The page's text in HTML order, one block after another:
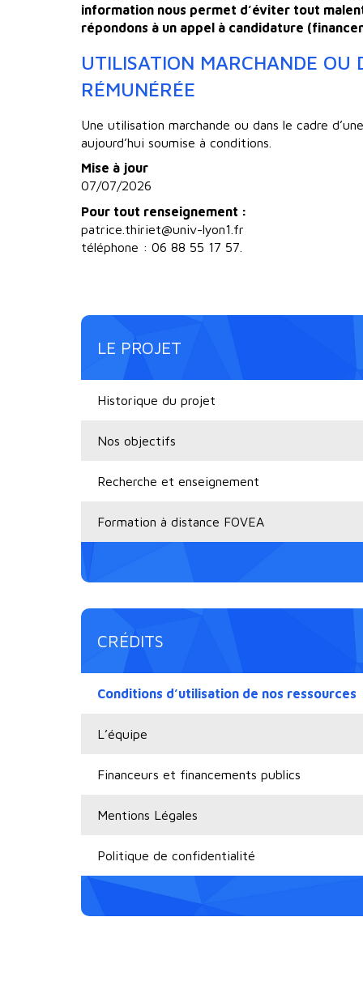
information nous permet d’éviter tout
répondons à un appel à candidature
UTILISATION MARCHANDE OU
RÉMUNÉRÉE
Une utilisation marchande ou dans le cadre
aujourd’hui soumise à conditions.
Mise à jour
07/07/2026
Pour tout renseignement :
patrice.thiriet@univ-lyon1.fr
téléphone : 06 88 55 17 57.
LE PROJET
Historique du projet
Nos objectifs
Recherche et enseignement
Formation à distance FOVEA
CRÉDITS
Conditions d’utilisation de nos ressources
L’équipe
Financeurs et financements publics
Mentions Légales
Politique de confidentialité